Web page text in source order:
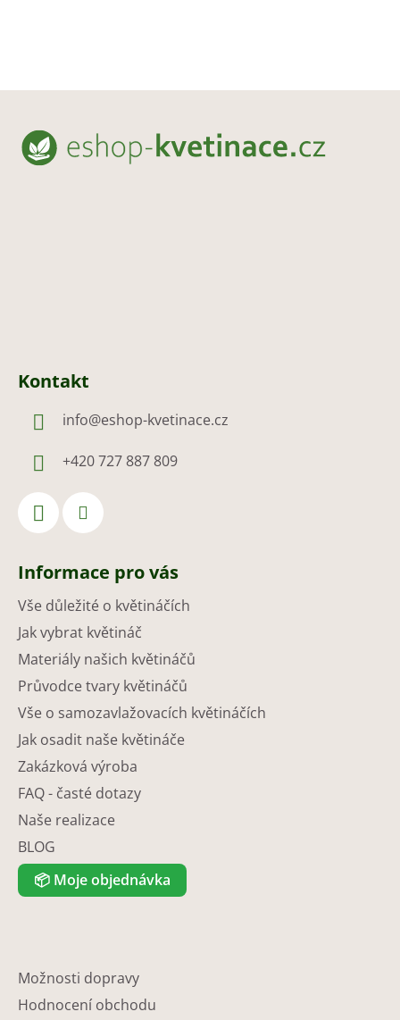
Z
Kontakt
info@eshop-kvetinace.cz
+420 727 887 809
Informace pro vás
Vše důležité o květináčích
Jak vybrat květináč
Materiály našich květináčů
Průvodce tvary květináčů
Vše o samozavlažovacích květináčích
Jak osadit naše květináče
Zakázková výroba
FAQ - časté dotazy
Naše realizace
BLOG
📦 Moje objednávka
Možnosti dopravy
Hodnocení obchodu